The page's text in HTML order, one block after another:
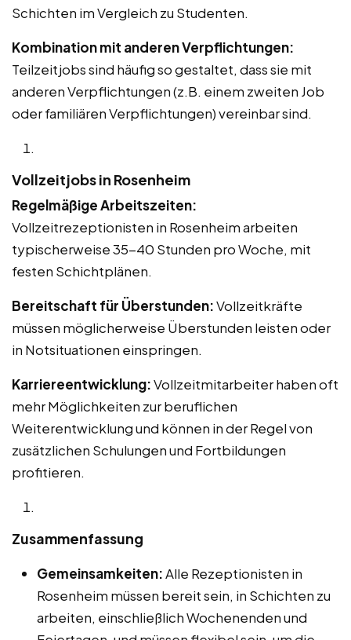
Schichten im Vergleich zu Studenten.
Kombination mit anderen Verpflichtungen:
Teilzeitjobs sind häufig so gestaltet, dass sie mit
anderen Verpflichtungen (z.B. einem zweiten Job
oder familiären Verpflichtungen) vereinbar sind.
Vollzeitjobs in Rosenheim
Regelmäßige Arbeitszeiten:
Vollzeitrezeptionisten in Rosenheim arbeiten
typischerweise 35-40 Stunden pro Woche, mit
festen Schichtplänen.
Bereitschaft für Überstunden:Vollzeitkräfte
müssen möglicherweise Überstunden leisten oder
in Notsituationen einspringen.
Karriereentwicklung:Vollzeitmitarbeiter haben oft
mehr Möglichkeiten zur beruflichen
Weiterentwicklung und können in der Regel von
zusätzlichen Schulungen und Fortbildungen
profitieren.
Zusammenfassung
Gemeinsamkeiten:Alle Rezeptionisten in
Rosenheim müssen bereit sein, in Schichten zu
arbeiten, einschließlich Wochenenden und